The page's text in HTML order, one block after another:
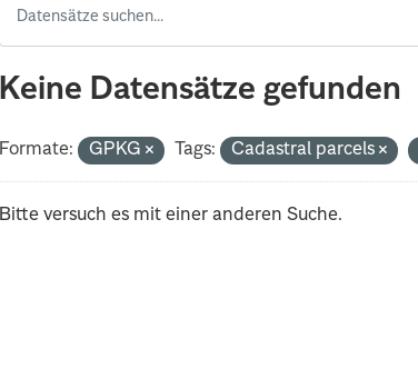
Keine Datensätze gefunden
Formate: GPKG Tags: Cadastral parcels
Bitte versuch es mit einer anderen Suche.